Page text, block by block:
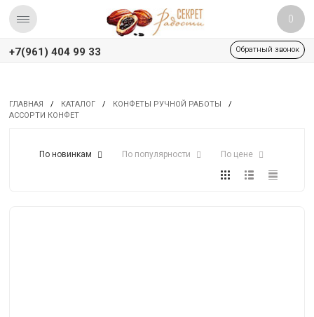
0
+7(961) 404 99 33 Обратный звонок
ГЛАВНАЯ / КАТАЛОГ / КОНФЕТЫ РУЧНОЙ РАБОТЫ
/
АССОРТИ КОНФЕТ
По новинкам По популярности По цене